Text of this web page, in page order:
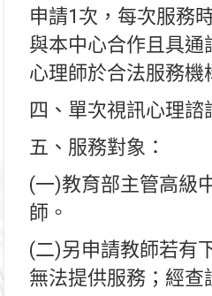
申請1次，每次服務
與本中心合作且具通
心理師於合法服務機
四、單次視訊心理諮
五、服務對象：
(一)教育部主管高級
師。
(二)另申請教師若有
無法提供服務；經查